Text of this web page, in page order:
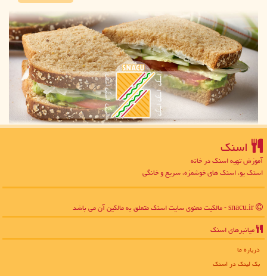
اسنك
آموزش تهیه اسنک در خانه
اسنک یو، اسنک های خوشمزه، سریع و خانگی
میانبرهای اسنك
درباره ما
بک لینک در اسنك